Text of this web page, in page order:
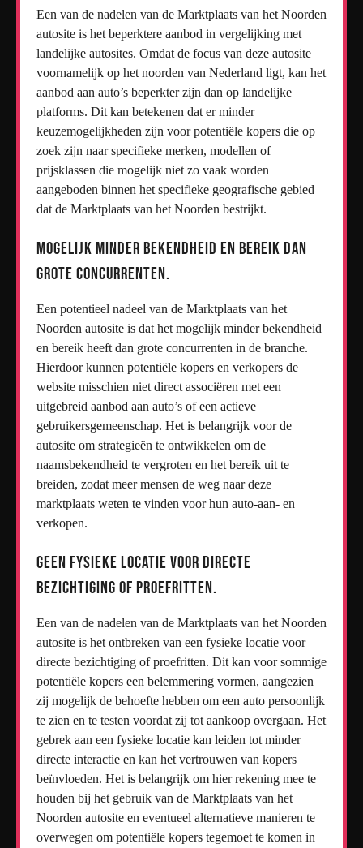
Een van de nadelen van de Marktplaats van het Noorden
autosite is het beperktere aanbod in vergelijking met
landelijke autosites. Omdat de focus van deze autosite
voornamelijk op het noorden van Nederland ligt, kan het
aanbod aan auto’s beperkter zijn dan op landelijke
platforms. Dit kan betekenen dat er minder
keuzemogelijkheden zijn voor potentiële kopers die op
zoek zijn naar specifieke merken, modellen of
prijsklassen die mogelijk niet zo vaak worden
aangeboden binnen het specifieke geografische gebied
dat de Marktplaats van het Noorden bestrijkt.
Mogelijk minder bekendheid en bereik dan
grote concurrenten.
Een potentieel nadeel van de Marktplaats van het
Noorden autosite is dat het mogelijk minder bekendheid
en bereik heeft dan grote concurrenten in de branche.
Hierdoor kunnen potentiële kopers en verkopers de
website misschien niet direct associëren met een
uitgebreid aanbod aan auto’s of een actieve
gebruikersgemeenschap. Het is belangrijk voor de
autosite om strategieën te ontwikkelen om de
naamsbekendheid te vergroten en het bereik uit te
breiden, zodat meer mensen de weg naar deze
marktplaats weten te vinden voor hun auto-aan- en
verkopen.
Geen fysieke locatie voor directe
bezichtiging of proefritten.
Een van de nadelen van de Marktplaats van het Noorden
autosite is het ontbreken van een fysieke locatie voor
directe bezichtiging of proefritten. Dit kan voor sommige
potentiële kopers een belemmering vormen, aangezien
zij mogelijk de behoefte hebben om een auto persoonlijk
te zien en te testen voordat zij tot aankoop overgaan. Het
gebrek aan een fysieke locatie kan leiden tot minder
directe interactie en kan het vertrouwen van kopers
beïnvloeden. Het is belangrijk om hier rekening mee te
houden bij het gebruik van de Marktplaats van het
Noorden autosite en eventueel alternatieve manieren te
overwegen om potentiële kopers tegemoet te komen in